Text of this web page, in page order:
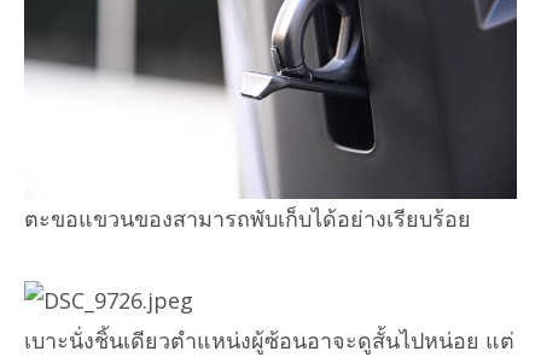
ตะขอแขวนของสามารถพับเก็บได้อย่างเรียบร้อย
เบาะนั่งชิ้นเดียวตำแหน่งผู้ซ้อนอาจะดูสั้นไปหน่อย แต่